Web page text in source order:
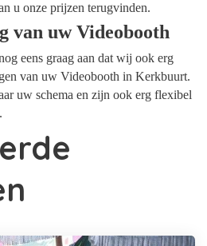
u onze prijzen terugvinden.
van uw Videobooth
eens graag aan dat wij ook erg
van uw Videobooth in Kerkbuurt.
uw schema en zijn ook erg flexibel